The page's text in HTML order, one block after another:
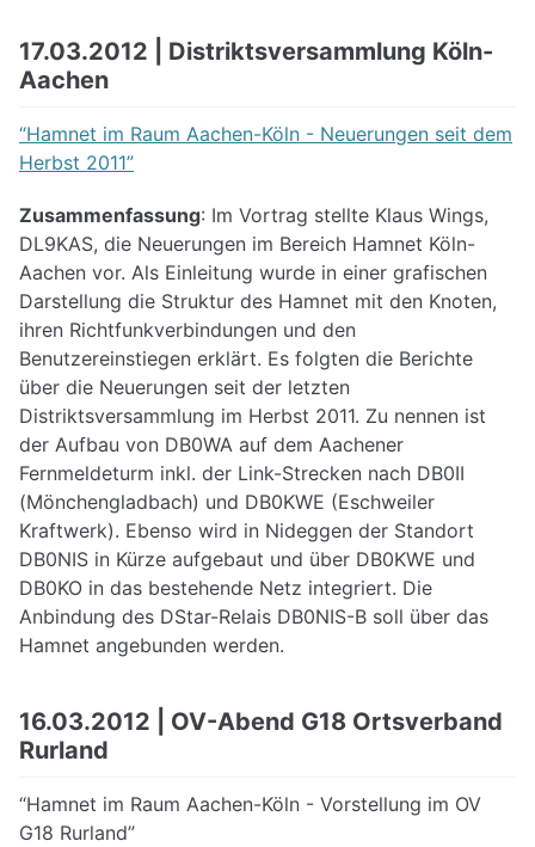
17.03.2012 | Distriktsversammlung Köln-
Aachen
“Hamnet im Raum Aachen-Köln - Neuerungen seit dem
Herbst 2011”
Zusammenfassung: Im Vortrag stellte Klaus Wings,
DL9KAS, die Neuerungen im Bereich Hamnet Köln-
Aachen vor. Als Einleitung wurde in einer grafischen
Darstellung die Struktur des Hamnet mit den Knoten,
ihren Richtfunkverbindungen und den
Benutzereinstiegen erklärt. Es folgten die Berichte
über die Neuerungen seit der letzten
Distriktsversammlung im Herbst 2011. Zu nennen ist
der Aufbau von DB0WA auf dem Aachener
Fernmeldeturm inkl. der Link-Strecken nach DB0II
(Mönchengladbach) und DB0KWE (Eschweiler
Kraftwerk). Ebenso wird in Nideggen der Standort
DB0NIS in Kürze aufgebaut und über DB0KWE und
DB0KO in das bestehende Netz integriert. Die
Anbindung des DStar-Relais DB0NIS-B soll über das
Hamnet angebunden werden.
16.03.2012 | OV-Abend G18 Ortsverband
Rurland
“Hamnet im Raum Aachen-Köln - Vorstellung im OV
G18 Rurland”